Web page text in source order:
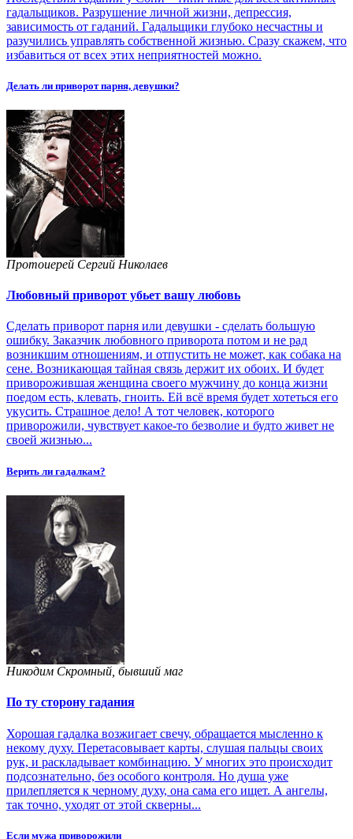
гадальщиков. Разрушение личной жизни, депрессия,
зависимость от гаданий. Гадальщики глубоко несчастны и
разучились управлять собственной жизнью. Сразу скажем, что
избавиться от всех этих неприятностей можно.
Делать ли приворот парня, девушки?
Протоиерей Сергий Николаев
Любовный приворот убьет вашу любовь
Сделать приворот парня или девушки - сделать большую
ошибку. Заказчик любовного приворота потом и не рад
возникшим отношениям, и отпустить не может, как собака на
сене. Возникающая тайная связь держит их обоих. И будет
приворожившая женщина своего мужчину до конца жизни
поедом есть, клевать, гноить. Ей всё время будет хотеться его
укусить. Страшное дело! А тот человек, которого
приворожили, чувствует какое-то безволие и будто живет не
своей жизнью...
Верить ли гадалкам?
Никодим Скромный, бывший маг
По ту сторону гадания
Хорошая гадалка возжигает свечу, обращается мысленно к
некому духу. Перетасовывает карты, слушая пальцы своих
рук, и раскладывает комбинацию. У многих это происходит
подсознательно, без особого контроля. Но душа уже
прилепляется к черному духу, она сама его ищет. А ангелы,
так точно, уходят от этой скверны...
Если мужа приворожили